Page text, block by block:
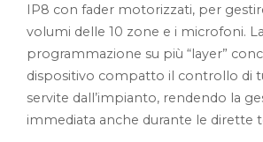
IP8 con fader motorizzati, per
volumi delle 10 zone e i microfoni. La
programmazione su più “layer”
dispositivo compatto il controllo di
servite dall’impianto, rendendo la
immediata anche durante le dirette